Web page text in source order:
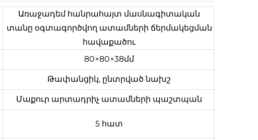
Առաջադեմ հանրահայտ մասնագիտական
տանը օգտագործվող ատամների ճերմակեցման
հավաքածու
80×80×38մմ
Թափանցիկ, ընտրված նախշ
Մաքուր արտադրիչ ատամների պաշտպան
5 հատ